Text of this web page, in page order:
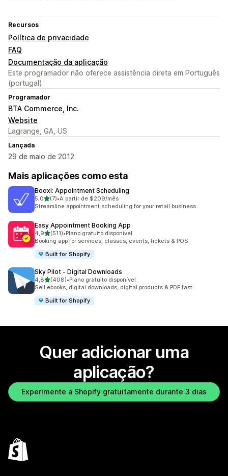
Recursos
Política de privacidade
FAQ
Documentação da aplicação
Este programador não oferece assistência direta em Português
(portugal).
Programador
BTA Commerce, Inc.
Website
Lagrange, GA, US
Lançada
29 de maio de 2012
Mais aplicações como esta
Booxi: Appointment Scheduling
5,0de 5 estrelas
(7)
7 total de avaliações
•A partir de $209/mês
Streamline appointment scheduling for your retail business
Easy Appointment Booking App
4,9de 5 estrelas
(511)
511 total de avaliações
•Plano gratuito disponível
Booking app for services, classes, events, tickets & POS
Built for Shopify
Sky Pilot ‑ Digital Downloads
4,8de 5 estrelas
(408)
408 total de avaliações
•Plano gratuito disponível
Sell ebooks, digital downloads, digital products & PDF fast.
Built for Shopify
Quer adicionar uma
aplicação?
Experimente a Shopify gratuitamente durante 3 dias